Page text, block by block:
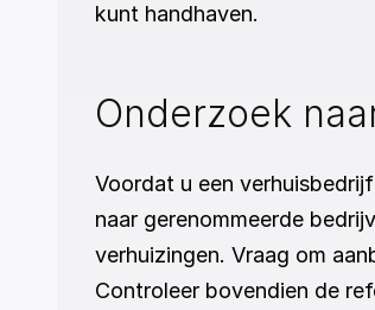
kunt handhaven.
Onderzoek
Voordat u een
naar gerenommeerde
verhuizingen. Vraag om
Controleer bovendien de